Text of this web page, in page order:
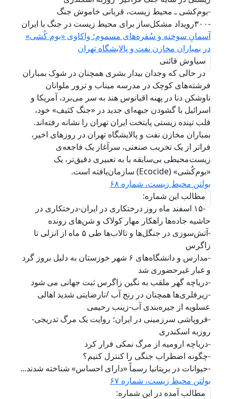
-بوم‌کشی ـ محیط زیست، قربانی خاموش جنگ
آسمانِ سوخته و سُفره‌های مسموم؛ واکاوی «بوم‌ کُشی»
در بمباران مخازن نفت و پالایشگاه تهران
سیاوش قائنی
در حالی که وجدان بیدار بشری همچنان در شوک بمباران
فرشته‌های کوچک در مدرسه میناب و ترور ملوانان
ناوشکن دنا در پهنه اقیانوس هند به سر می‌برد، آمریکا و
اسرائیل با گشودن جبهه‌ای جدید در «جنگ کثیف» خود،
قلب تپنده زیستی پایتخت ایران تهران را نشانه رفته‌اند.
بمباران مخازن نفت و پالایشگاه تهران در روزهای اخیر،
فراتر از یک تخریب صنعتی، سرآغاز یک فاجعه‌ی
زیست‌محیطی بی‌سابقه یا به تعبیری دقیق‌تر، یک
«بوم‌کُشی» (Ecocide) سازمان‌یافته است.
بولتن محیط زیست، شماره ۶۸
مطالب این شماره:
-۱۵ اسفند ماه روز درختکاری در ایران-درختکاری در
حاشیه جاده‌ها راهکار مهار کولاک و شن‌های رونده
-آتش‌سوزی در جنگل‌ها و تالاب‌ها طی ۵ ماه از انزلی تا
زاگرس
-مدارس و دانشگاه‌های ۶ شهر خوزستان به دلیل بروز گرد
و غبار غیرحضوری شد
-دریاچه گهر ملقب به نگین زاگرس ثبت جهانی می شود
-زیرفلری‌ها همچنان در رنج آب /نارضایتی شدید اهالی
عسلویه از جیره‌‌بندی آب-زینب رحیمی
-فروپاشی سرزمینی در ایران؛ روایت یک مرگ تدریجی-
روزبه اسکندری
-دریاچه ارومیه از مرگ نمکی فرار کرد
-چگونه اضطراب جنگی را کنترل کنیم؟
-حیوانات در بریتانیا رسماً «دارای احساس» شناخته شدند...
بولتن محیط زیست، شماره ۶۷
مطالب آمده در این شماره: